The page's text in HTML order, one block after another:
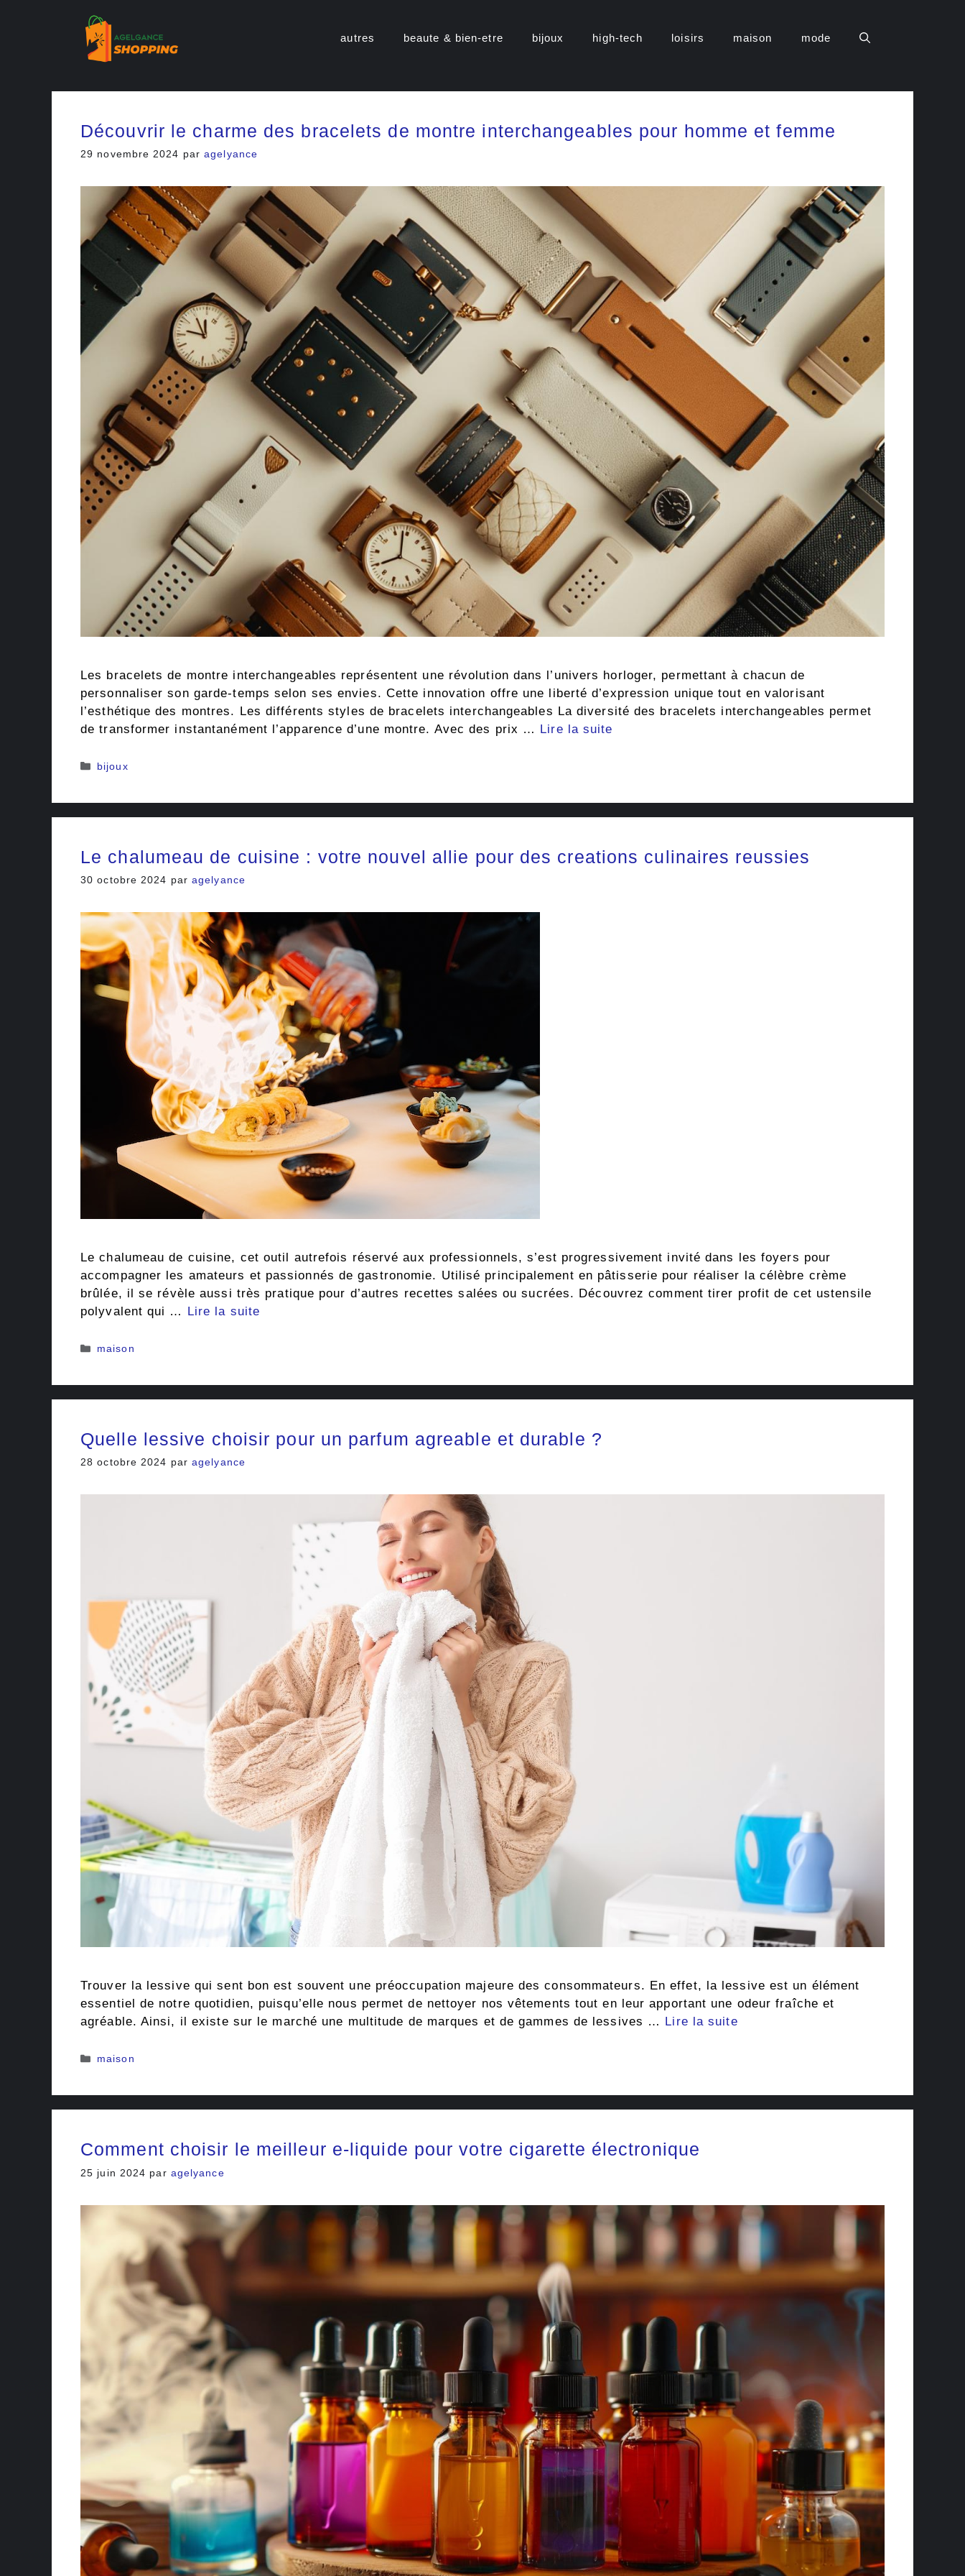
autres beaute & bien-etre bijoux high-tech loisirs maison mode
Découvrir le charme des bracelets de montre interchangeables pour homme et femme
29 novembre 2024 paragelyance
Les bracelets de montre interchangeables représentent une révolution dans l’univers horloger, permettant à chacun de
personnaliser son garde-temps selon ses envies. Cette innovation offre une liberté d’expression unique tout en valorisant
l’esthétique des montres. Les différents styles de bracelets interchangeables La diversité des bracelets interchangeables permet
de transformer instantanément l’apparence d’une montre. Avec des prix …
Lire la suite
Catégories
bijoux
Le chalumeau de cuisine : votre nouvel allie pour des creations culinaires reussies
30 octobre 2024 paragelyance
Le chalumeau de cuisine, cet outil autrefois réservé aux professionnels, s’est progressivement invité dans les foyers pour
accompagner les amateurs et passionnés de gastronomie. Utilisé principalement en pâtisserie pour réaliser la célèbre crème
brûlée, il se révèle aussi très pratique pour d’autres recettes salées ou sucrées. Découvrez comment tirer profit de cet ustensile
polyvalent qui …
Lire la suite
Catégories
maison
Quelle lessive choisir pour un parfum agreable et durable ?
28 octobre 2024 paragelyance
Trouver la lessive qui sent bon est souvent une préoccupation majeure des consommateurs. En effet, la lessive est un élément
essentiel de notre quotidien, puisqu’elle nous permet de nettoyer nos vêtements tout en leur apportant une odeur fraîche et
agréable. Ainsi, il existe sur le marché une multitude de marques et de gammes de lessives …
Lire la suite
Catégories
maison
Comment choisir le meilleur e-liquide pour votre cigarette électronique
25 juin 2024 par agelyance